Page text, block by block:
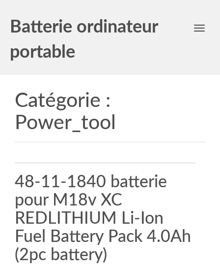
Batterie ordinateur
portable
Toggle
Catégorie :
Power_tool
48-11-1840 batterie
pour M18v XC
REDLITHIUM Li-Ion
Fuel Battery Pack 4.0Ah
(2pc battery)